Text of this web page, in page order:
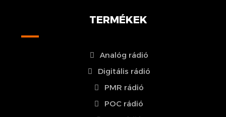
TERMÉKEK
Analóg rádió
Digitális rádió
PMR rádió
POC rádió